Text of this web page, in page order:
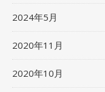
2024年5月
2020年11月
2020年10月